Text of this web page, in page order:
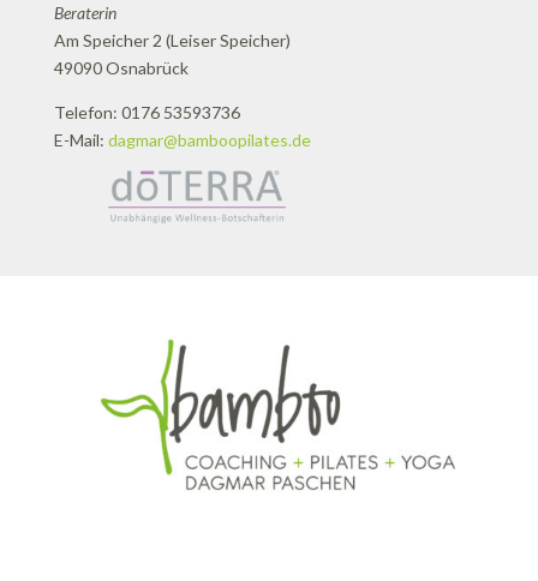
Beraterin
Am Speicher 2 (Leiser Speicher)
49090 Osnabrück
Telefon: 0176 53593736
E-Mail: dagmar@bamboopilates.de